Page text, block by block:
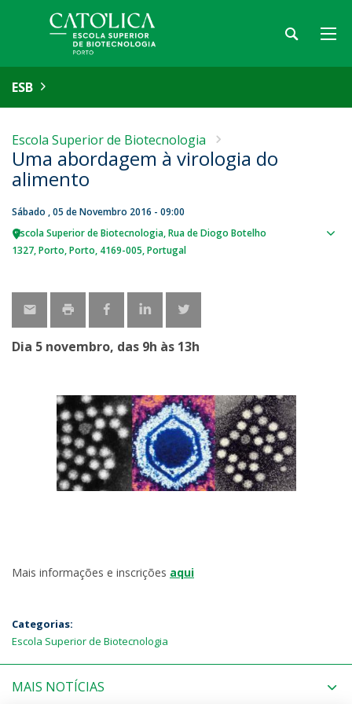
ESB
Escola Superior de Biotecnologia
Uma abordagem à virologia do
alimento
Sábado , 05 de Novembro 2016 - 09:00
Escola Superior de Biotecnologia Rua de Diogo Botelho
1327 Porto Porto 4169-005 Portugal
Dia 5 novembro, das 9h às 13h
Mais informações e inscrições aqui
Categorias:
Escola Superior de Biotecnologia
MAIS NOTÍCIAS